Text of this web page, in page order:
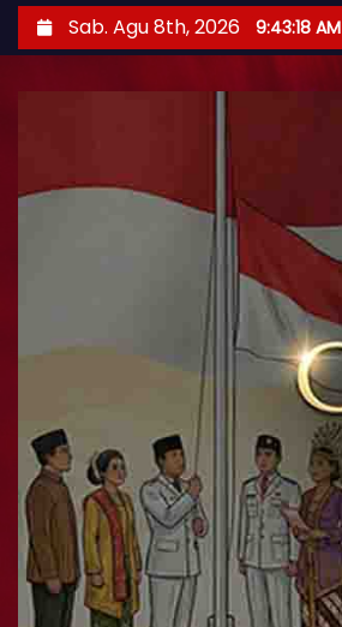
Sab. Agu 8th, 2026 9:43:20 AM